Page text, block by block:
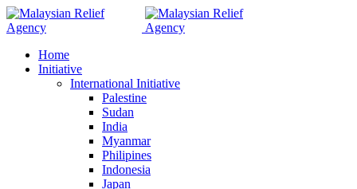
Home
Initiative
International Initiative
Palestine
Sudan
India
Myanmar
Philipines
Indonesia
Japan